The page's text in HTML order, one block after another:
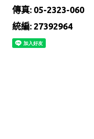
傳真: 05-2323-060
統編: 27392964